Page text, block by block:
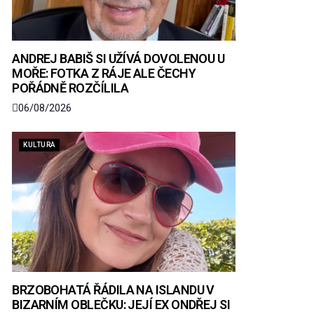
ANDREJ BABIŠ SI UŽÍVÁ DOVOLENOU U
MOŘE: FOTKA Z RÁJE ALE ČECHY
POŘÁDNĚ ROZČÍLILA
06/08/2026
KULTURA
BRZOBOHATÁ ŘÁDILA NA ISLANDU V
BIZARNÍM OBLEČKU: JEJÍ EX ONDŘEJ SI